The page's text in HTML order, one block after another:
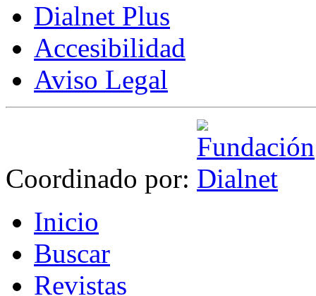
Dialnet Plus
Accesibilidad
Aviso Legal
Coordinado por:
Inicio
Buscar
Revistas